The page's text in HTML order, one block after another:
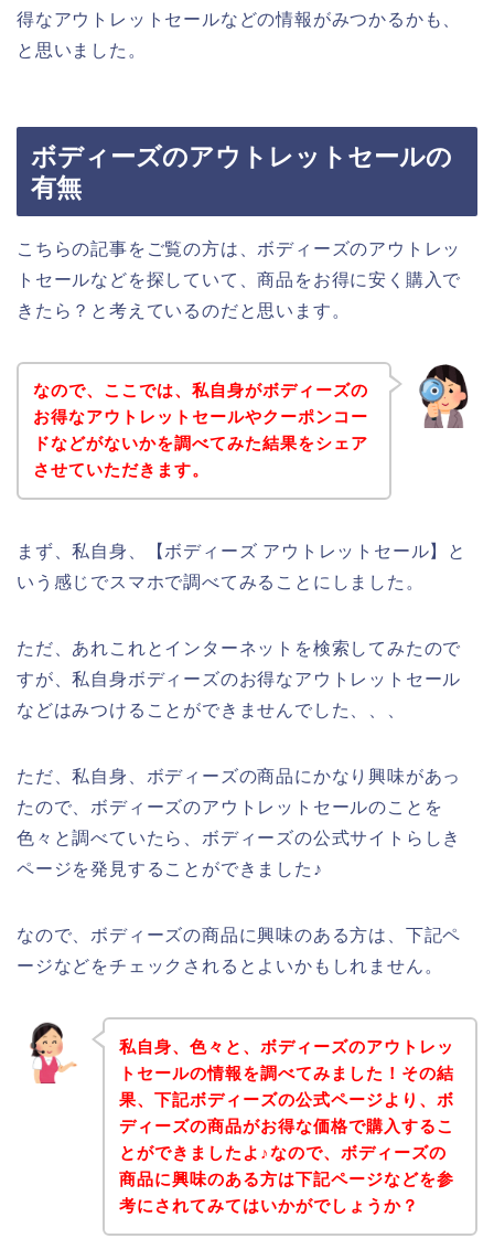
得なアウトレットセールなどの情報がみつかるかも、
と思いました。
ボディーズのアウトレットセールの
有無
こちらの記事をご覧の方は、ボディーズのアウトレッ
トセールなどを探していて、商品をお得に安く購入で
きたら？と考えているのだと思います。
なので、ここでは、私自身がボディーズの
お得なアウトレットセールやクーポンコー
ドなどがないかを調べてみた結果をシェア
させていただきます。
まず、私自身、【ボディーズ アウトレットセール】と
いう感じでスマホで調べてみることにしました。
ただ、あれこれとインターネットを検索してみたので
すが、私自身ボディーズのお得なアウトレットセール
などはみつけることができませんでした、、、
ただ、私自身、ボディーズの商品にかなり興味があっ
たので、ボディーズのアウトレットセールのことを
色々と調べていたら、ボディーズの公式サイトらしき
ページを発見することができました♪
なので、ボディーズの商品に興味のある方は、下記ペ
ージなどをチェックされるとよいかもしれません。
私自身、色々と、ボディーズのアウトレッ
トセールの情報を調べてみました！その結
果、下記ボディーズの公式ページより、ボ
ディーズの商品がお得な価格で購入するこ
とができましたよ♪なので、ボディーズの
商品に興味のある方は下記ページなどを参
考にされてみてはいかがでしょうか？